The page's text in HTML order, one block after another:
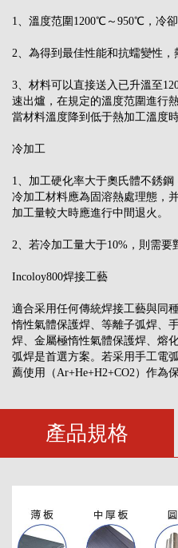
1、溫度范圍1200℃～950℃，冷
2、為得到最佳性能和抗蠕變性
3、材料可以直接送入已升溫至
速出爐，在規定的溫度范圍進行熱
當材料溫度降到低于熱加工溫度
冷加工
1、加工硬化率大于奧氏體不銹鋼
冷加工材料應為固溶熱處理態，
加工量較大時應進行中間退火。
2、若冷加工量大于10%，則需
Incoloy800焊接工藝
適合采用任何傳統焊接工藝與同
惰性氣體保護焊、等離子弧焊、
焊、金屬極惰性氣體保護焊、熔
弧焊是首選方案。若采用手工電
薦使用（Ar+He+H2+CO2）作為
產品規格